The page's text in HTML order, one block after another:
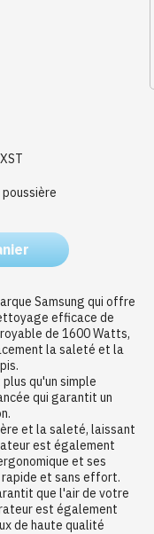
Samsung qui offre
efficace de
de 1600 Watts,
la saleté et la
qu'un simple
qui garantit un
et la saleté, laissant
est également
et ses
et sans effort.
que l'air de votre
est également
de haute qualité